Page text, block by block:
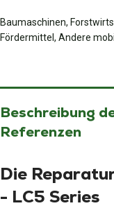
Baumaschinen,
Fördermittel, Andere
Beschreibung
Referenzen
Die
- LC5 Series